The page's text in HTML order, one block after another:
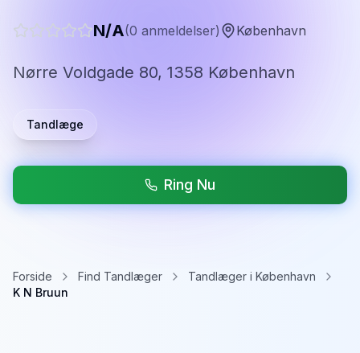
N/A(0 anmeldelser) København
Nørre Voldgade 80, 1358 København
Tandlæge
Ring Nu
Forside Find Tandlæger
Tandlæger i København
K N Bruun